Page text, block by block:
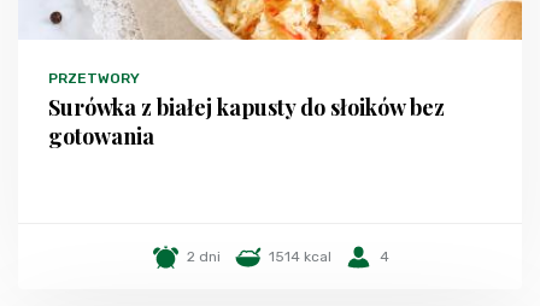
PRZETWORY
Surówka z białej kapusty do słoików bez
gotowania
2 dni 1514 kcal 4